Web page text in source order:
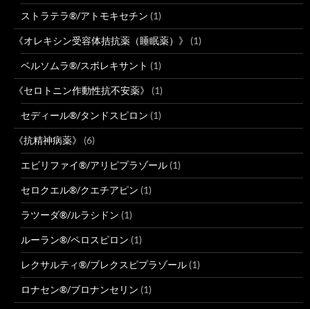
ストラテラ®/アトモキセチン (1)
《オレキシン受容体拮抗薬（睡眠薬）》 (1)
ベルソムラ®/スボレキサント (1)
《セロトニン作動性抗不安薬》 (1)
セディール®/タンドスピロン (1)
《抗精神病薬》 (6)
エビリファイ®/アリピプラゾール (1)
セロクエル®/クエチアピン (1)
ラツーダ®/ルラシドン (1)
ルーラン®/ペロスピロン (1)
レクサルティ®/ブレクスピプラゾール (1)
ロナセン®/ブロナンセリン (1)